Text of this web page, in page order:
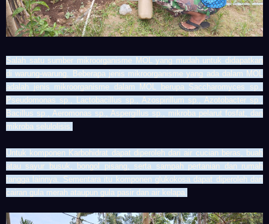
Salah satu sumber mikroorganisme MOL yang mudah untuk didapatkan
di warung-warung. Beberapa jenis mikroorganisme yang ada dalam MOL
adalah jenis mikroorganisme dalam MOL berupa Saccharomyces sp.,
Pseudomonas sp., Lactobacillus sp., Azospirillum sp., Azotobacter sp.,
Bacillus sp., Aeromonas sp., Aspergillus sp., mikroba pelarut fosfat, dan
mikroba selulolisis.
Untuk komponen Karbohidrat dapat diperoleh dari air cucian beras, buah
atau sayur busuk, bongol pisang, serta sampah pertanian dan rumah
tangga lainnya. Sementara itu komponen glukokosa dapat diperoleh dari
cairan gula merah ataupun gula pasir dan air kelapa.